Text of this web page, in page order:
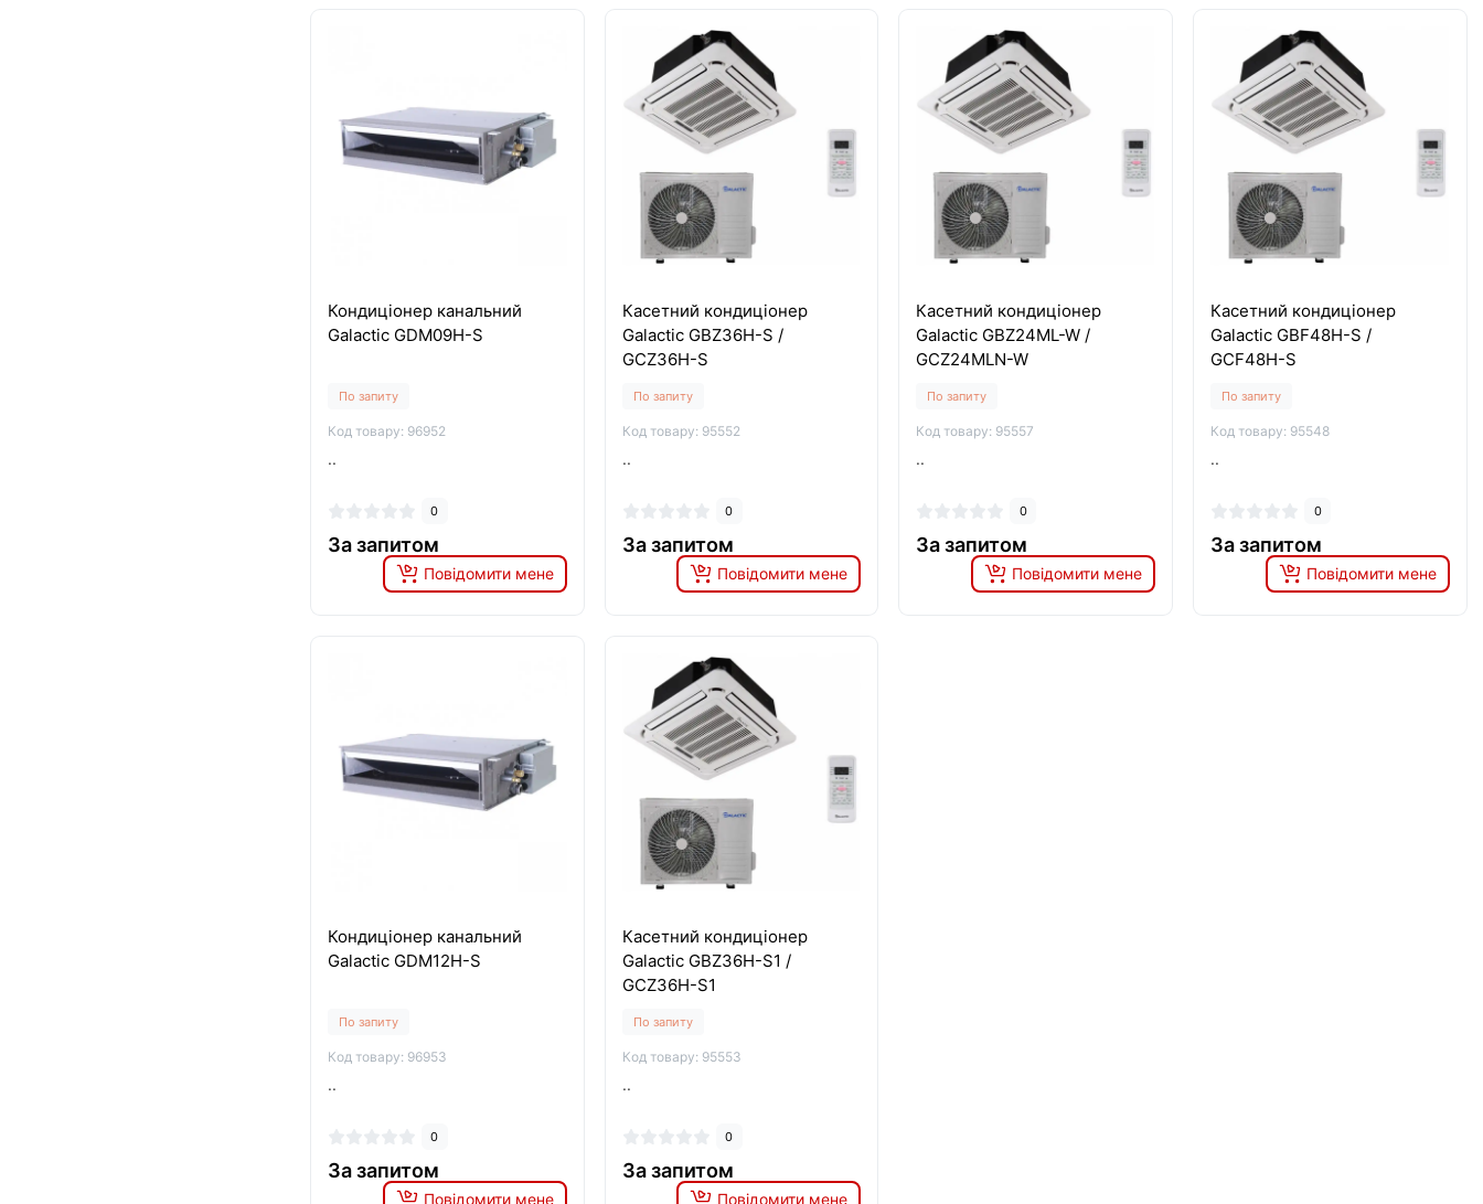
Кондиціонер канальний
Galactic GDM09H-S
По запиту
Код товару: 96952
..
0
За запитом
Повідомити мене
Касетний кондиціонер
Galactic GBZ36H-S /
GCZ36H-S
По запиту
Код товару: 95552
..
0
За запитом
Повідомити мене
Касетний кондиціонер
Galactic GBZ24ML-W /
GCZ24MLN-W
По запиту
Код товару: 95557
..
0
За запитом
Повідомити мене
Касетний кондиціонер
Galactic GBF48H-S /
GCF48H-S
По запиту
Код товару: 95548
..
0
За запитом
Повідомити мене
Кондиціонер канальний
Galactic GDM12H-S
По запиту
Код товару: 96953
..
0
За запитом
Повідомити мене
Касетний кондиціонер
Galactic GBZ36H-S1 /
GCZ36H-S1
По запиту
Код товару: 95553
..
0
За запитом
Повідомити мене